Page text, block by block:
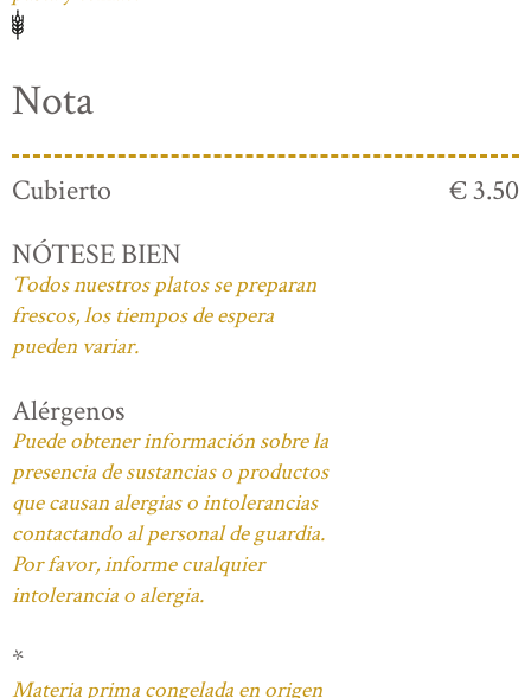
Nota
Cubierto
€ 3.50
NÓTESE BIEN
Todos nuestros platos se preparan
frescos, los tiempos de espera
pueden variar.
Alérgenos
Puede obtener información sobre la
presencia de sustancias o productos
que causan alergias o intolerancias
contactando al personal de guardia.
Por favor, informe cualquier
intolerancia o alergia.
*
Materia prima congelada en origen